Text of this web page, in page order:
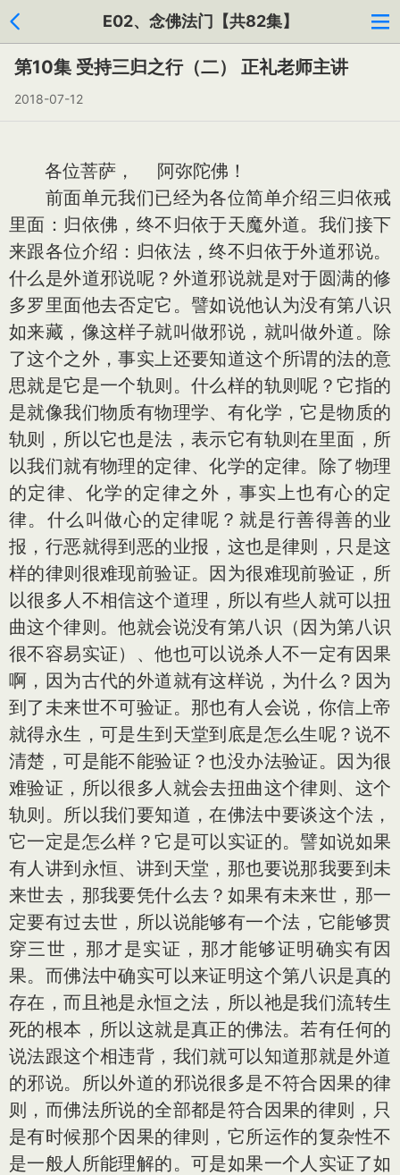
E02、念佛法门【共82集】
第10集 受持三归之行（二） 正礼老师主讲
2018-07-12
各位菩萨， 阿弥陀佛！
前面单元我们已经为各位简单介绍三归依戒
里面：归依佛，终不归依于天魔外道。我们接下
来跟各位介绍：归依法，终不归依于外道邪说。
什么是外道邪说呢？外道邪说就是对于圆满的修
多罗里面他去否定它。譬如说他认为没有第八识
如来藏，像这样子就叫做邪说，就叫做外道。除
了这个之外，事实上还要知道这个所谓的法的意
思就是它是一个轨则。什么样的轨则呢？它指的
是就像我们物质有物理学、有化学，它是物质的
轨则，所以它也是法，表示它有轨则在里面，所
以我们就有物理的定律、化学的定律。除了物理
的定律、化学的定律之外，事实上也有心的定
律。什么叫做心的定律呢？就是行善得善的业
报，行恶就得到恶的业报，这也是律则，只是这
样的律则很难现前验证。因为很难现前验证，所
以很多人不相信这个道理，所以有些人就可以扭
曲这个律则。他就会说没有第八识（因为第八识
很不容易实证）、他也可以说杀人不一定有因果
啊，因为古代的外道就有这样说，为什么？因为
到了未来世不可验证。那也有人会说，你信上帝
就得永生，可是生到天堂到底是怎么生呢？说不
清楚，可是能不能验证？也没办法验证。因为很
难验证，所以很多人就会去扭曲这个律则、这个
轨则。所以我们要知道，在佛法中要谈这个法，
它一定是怎么样？它是可以实证的。譬如说如果
有人讲到永恒、讲到天堂，那也要说那我要到未
来世去，那我要凭什么去？如果有未来世，那一
定要有过去世，所以说能够有一个法，它能够贯
穿三世，那才是实证，那才能够证明确实有因
果。而佛法中确实可以来证明这个第八识是真的
存在，而且祂是永恒之法，所以祂是我们流转生
死的根本，所以这就是真正的佛法。若有任何的
说法跟这个相违背，我们就可以知道那就是外道
的邪说。所以外道的邪说很多是不符合因果的律
则，而佛法所说的全部都是符合因果的律则，只
是有时候那个因果的律则，它所运作的复杂性不
是一般人所能理解的。可是如果一个人实证了如